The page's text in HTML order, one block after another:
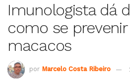
Imunologista dá
como se
macacos
por Marcelo Costa Ribeiro